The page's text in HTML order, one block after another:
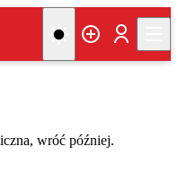
wróć później.